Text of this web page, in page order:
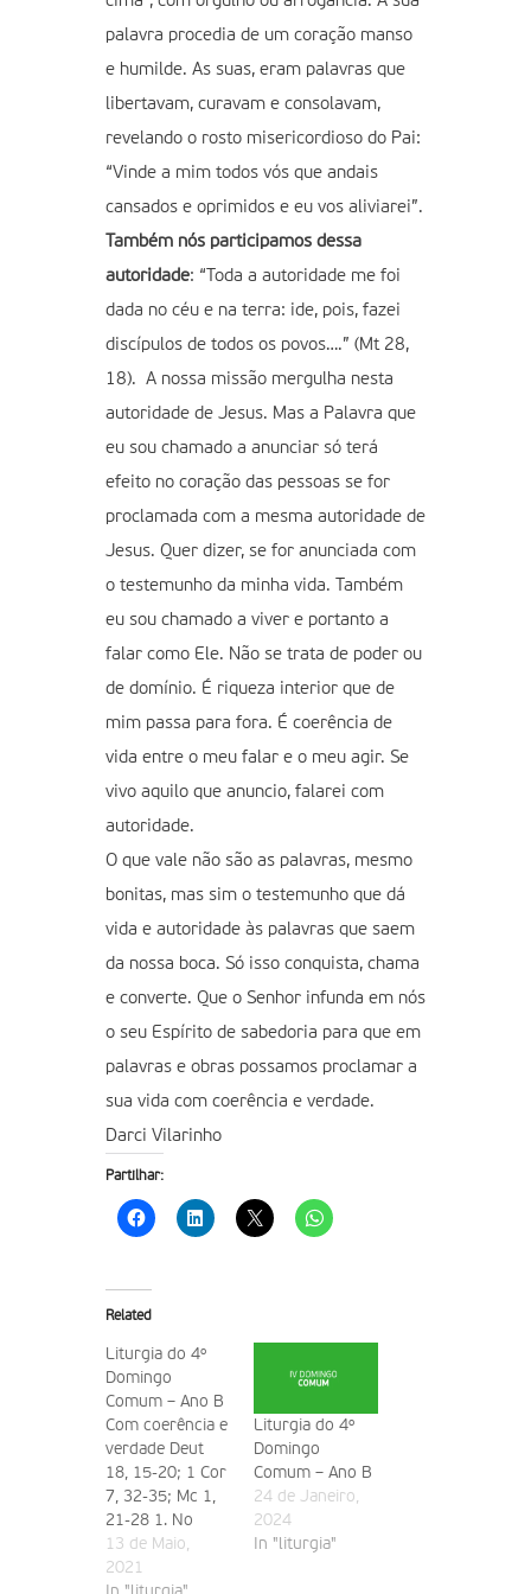
palavra procedia de um coração manso
e humilde. As suas, eram palavras que
libertavam, curavam e consolavam,
revelando o rosto misericordioso do Pai:
“Vinde a mim todos vós que andais
cansados e oprimidos e eu vos aliviarei”.
Também nós participamos dessa
autoridade: “Toda a autoridade me foi
dada no céu e na terra: ide, pois, fazei
discípulos de todos os povos….” (Mt 28,
18). A nossa missão mergulha nesta
autoridade de Jesus. Mas a Palavra que
eu sou chamado a anunciar só terá
efeito no coração das pessoas se for
proclamada com a mesma autoridade de
Jesus. Quer dizer, se for anunciada com
o testemunho da minha vida. Também
eu sou chamado a viver e portanto a
falar como Ele. Não se trata de poder ou
de domínio. É riqueza interior que de
mim passa para fora. É coerência de
vida entre o meu falar e o meu agir. Se
vivo aquilo que anuncio, falarei com
autoridade.
O que vale não são as palavras, mesmo
bonitas, mas sim o testemunho que dá
vida e autoridade às palavras que saem
da nossa boca. Só isso conquista, chama
e converte. Que o Senhor infunda em nós
o seu Espírito de sabedoria para que em
palavras e obras possamos proclamar a
sua vida com coerência e verdade.
Darci Vilarinho
Partilhar:
Related
Liturgia do 4º
Domingo
Comum – Ano B
Com coerência e
verdade Deut
18, 15-20; 1 Cor
7, 32-35; Mc 1,
21-28 1. No
Evangelho de
São Marcos, que
13 de Maio,
2021
Liturgia do 4º
Domingo
Comum – Ano B
24 de Janeiro,
2024
In "liturgia"